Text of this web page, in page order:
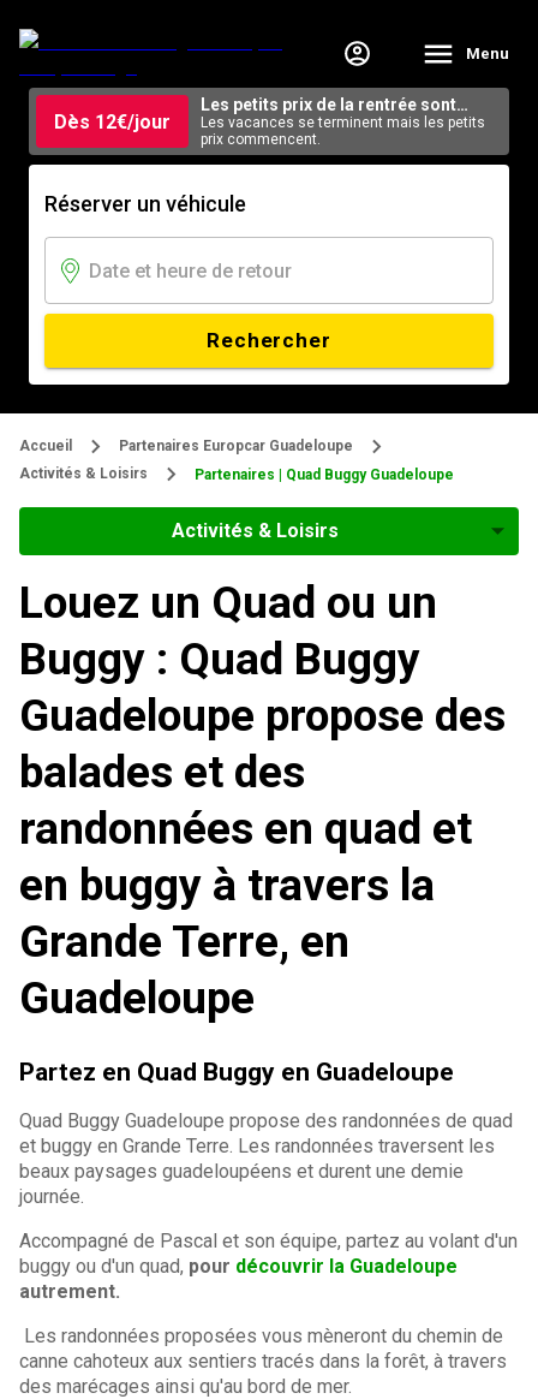
Menu
Dès 12€/jour
Les petits prix de la rentrée sont
arrivés.
Les vacances se terminent mais les petits
prix commencent.
Réserver un véhicule
Rechercher
Accueil
Partenaires Europcar Guadeloupe
Activités & Loisirs
Partenaires | Quad Buggy Guadeloupe
Activités & Loisirs
Louez un Quad ou un
Buggy : Quad Buggy
Guadeloupe propose des
balades et des
randonnées en quad et
en buggy à travers la
Grande Terre, en
Guadeloupe
Partez en Quad Buggy en Guadeloupe
Quad Buggy Guadeloupe propose des randonnées de quad
et buggy en Grande Terre. Les randonnées traversent les
beaux paysages guadeloupéens et durent une demie
journée.
Accompagné de Pascal et son équipe, partez au volant d'un
buggy ou d'un quad, pour découvrir la Guadeloupe
autrement.
Les randonnées proposées vous mèneront du chemin de
canne cahoteux aux sentiers tracés dans la forêt, à travers
des marécages ainsi qu'au bord de mer.